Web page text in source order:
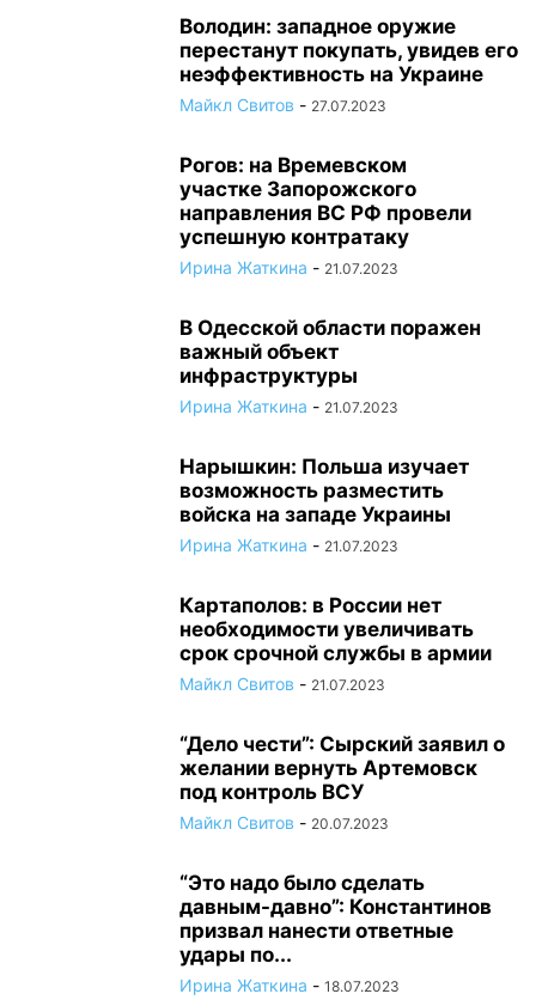
Володин: западное оружие
перестанут покупать, увидев его
неэффективность на Украине
Майкл Свитов - 27.07.2023
Рогов: на Времевском
участке Запорожского
направления ВС РФ провели
успешную контратаку
Ирина Жаткина - 21.07.2023
В Одесской области поражен
важный объект
инфраструктуры
Ирина Жаткина - 21.07.2023
Нарышкин: Польша изучает
возможность разместить
войска на западе Украины
Ирина Жаткина - 21.07.2023
Картаполов: в России нет
необходимости увеличивать
срок срочной службы в армии
Майкл Свитов - 21.07.2023
“Дело чести”: Сырский заявил о
желании вернуть Артемовск
под контроль ВСУ
Майкл Свитов - 20.07.2023
“Это надо было сделать
давным-давно”: Константинов
призвал нанести ответные
удары по...
Ирина Жаткина - 18.07.2023